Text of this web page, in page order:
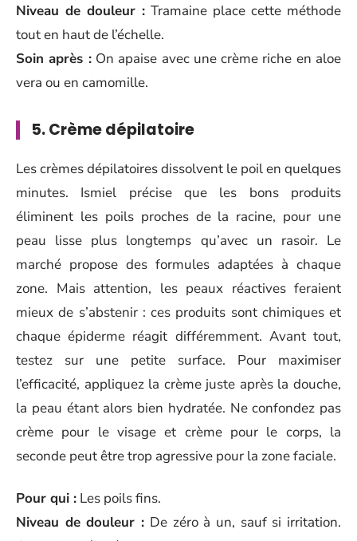
Niveau de douleur : Tramaine place cette méthode
tout en haut de l’échelle.
Soin après :On apaise avec une crème riche en aloe
vera ou en camomille.
5. Crème dépilatoire
Les crèmes dépilatoires dissolvent le poil en quelques
minutes. Ismiel précise que les bons produits
éliminent les poils proches de la racine, pour une
peau lisse plus longtemps qu’avec un rasoir. Le
marché propose des formules adaptées à chaque
zone. Mais attention, les peaux réactives feraient
mieux de s’abstenir : ces produits sont chimiques et
chaque épiderme réagit différemment. Avant tout,
testez sur une petite surface. Pour maximiser
l’efficacité, appliquez la crème juste après la douche,
la peau étant alors bien hydratée. Ne confondez pas
crème pour le visage et crème pour le corps, la
seconde peut être trop agressive pour la zone faciale.
Pour qui : Les poils fins.
Niveau de douleur : De zéro à un, sauf si irritation.